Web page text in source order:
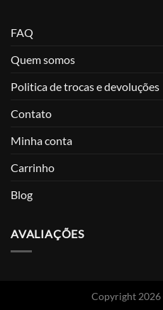
FAQ
Quem somos
Politica de trocas e devoluções
Contato
Minha conta
Carrinho
Blog
AVALIAÇÕES
Copyright